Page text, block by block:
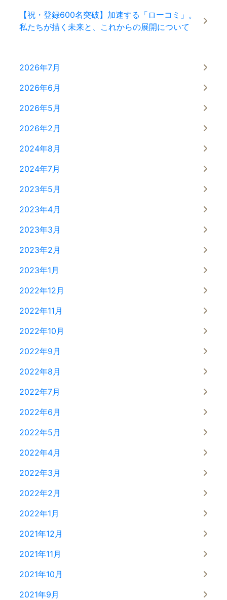
【祝・登録600名突破】加速する「ローコミ」。
私たちが描く未来と、これからの展開について
2026年7月
2026年6月
2026年5月
2026年2月
2024年8月
2024年7月
2023年5月
2023年4月
2023年3月
2023年2月
2023年1月
2022年12月
2022年11月
2022年10月
2022年9月
2022年8月
2022年7月
2022年6月
2022年5月
2022年4月
2022年3月
2022年2月
2022年1月
2021年12月
2021年11月
2021年10月
2021年9月